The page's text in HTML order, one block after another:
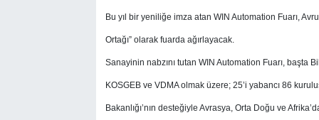
Bu yıl bir yeniliğe imza atan WIN Automation Fuarı,
Ortağı” olarak fuarda ağırlayacak.
Sanayinin nabzını tutan WIN Automation Fuarı, başta
KOSGEB ve VDMA olmak üzere; 25’i yabancı 86
Bakanlığı’nın desteğiyle Avrasya, Orta Doğu ve